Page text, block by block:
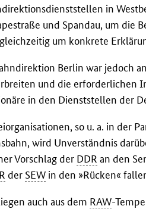
in
und Spandau, um die
um konkrete
Berlin war jedoch
und die erforderlichen
in den Dienststellen der
so u. a. in der
wird Unverständnis
Vorschlag der DDR an den
der SEW in den »Rücken«
auch aus dem RAW-